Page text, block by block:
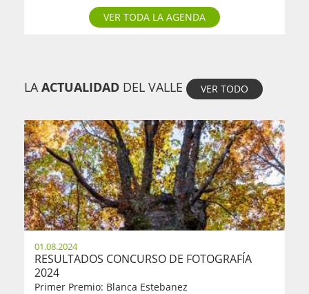
VER TODA LA AGENDA
LAACTUALIDAD DEL VALLE VER TODO
01.08.2024
RESULTADOS CONCURSO DE FOTOGRAFÍA
2024
Primer Premio: Blanca Estebanez